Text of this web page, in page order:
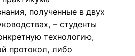
полученные в двух
– студенты
технологию,
протокол, либо